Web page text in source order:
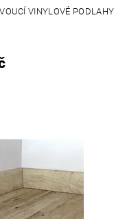
VINYLOVÉ PODLAHY